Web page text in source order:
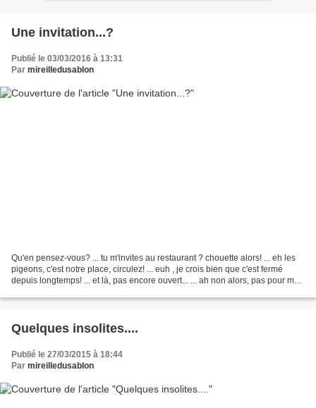
Une invitation...?
Publié le 03/03/2016 à 13:31
Par mireilledusablon
Qu'en pensez-vous? ... tu m'invites au restaurant ? chouette alors! ... eh les
pigeons, c'est notre place, circulez! ... euh , je crois bien que c'est fermé
depuis longtemps! ... et là, pas encore ouvert... ... ah non alors, pas pour moi!
Quelques insolites....
Publié le 27/03/2015 à 18:44
Par mireilledusablon